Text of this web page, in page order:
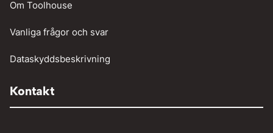
Om Toolhouse
Vanliga frågor och svar
Dataskyddsbeskrivning
Kontakt